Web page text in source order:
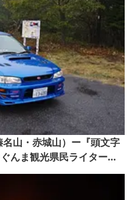
名山・赤城山）ー『頭文字
んま観光県民ライター